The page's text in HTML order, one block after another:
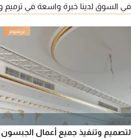
في السوق لدينا خبرة واسعة في
للاستفادة من خدماتنا المتميزة في
لتصميم وتنفيذ جميع أعمال